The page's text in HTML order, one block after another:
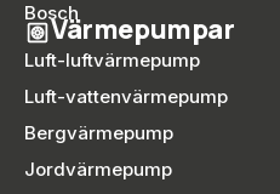
BoschVärmepumpar
Luft-luftvärmepump
Luft-vattenvärmepump
Bergvärmepump
Jordvärmepump